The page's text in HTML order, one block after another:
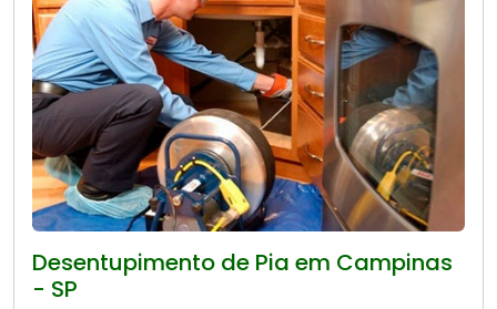
Desentupimento de Pia em Campinas
- SP